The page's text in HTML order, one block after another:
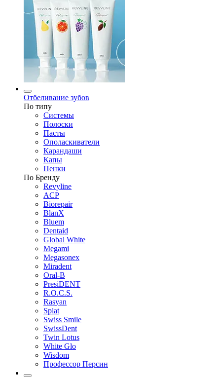
Отбеливание зубов
По типу
Системы
Полоски
Пасты
Ополаскиватели
Карандаши
Капы
Пенки
По Бренду
Revyline
ACP
Biorepair
BlanX
Bluem
Dentaid
Global White
Megami
Megasonex
Miradent
Oral-B
PresiDENT
R.O.C.S.
Rasyan
Splat
Swiss Smile
SwissDent
Twin Lotus
White Glo
Wisdom
Профессор Персин